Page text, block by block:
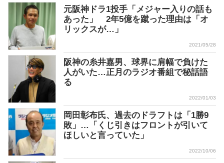
元阪神ドラ1投手「メジャー入りの話も
あった」 2年5億を蹴った理由は「オ
リックスが…」
2021/05/28
阪神の糸井嘉男、球界に肩幅で負けた
人がいた…正月のラジオ番組で秘話語
る
2022/01/03
岡田彰布氏、過去のドラフトは「1勝9
敗」…「くじ引きはフロントが引いて
ほしいと言っていた」
2022/10/06